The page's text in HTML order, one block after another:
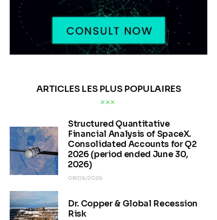
ARTICLES LES PLUS POPULAIRES
Structured Quantitative
Financial Analysis of SpaceX.
Consolidated Accounts for Q2
2026 (period ended June 30,
2026)
08/06/2026
Dr. Copper & Global Recession
Risk